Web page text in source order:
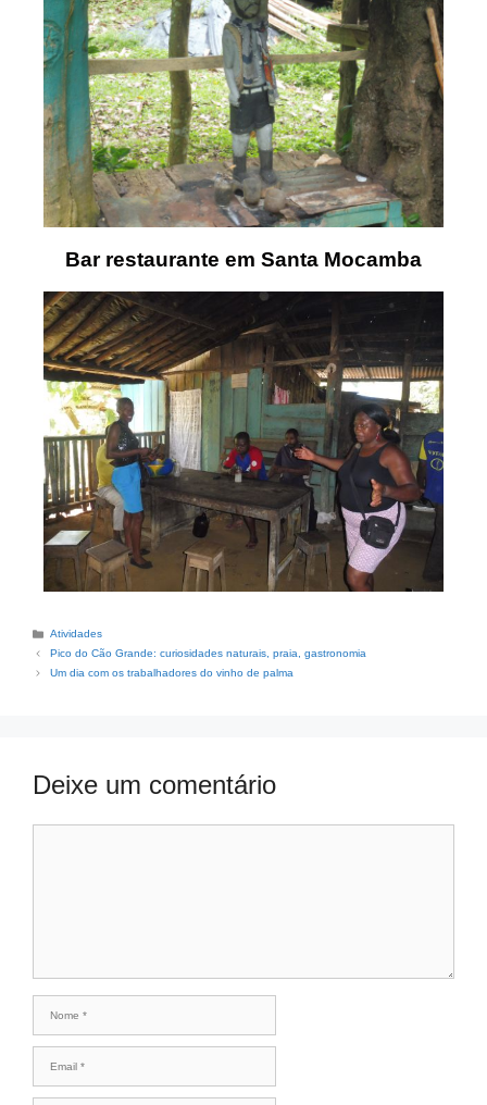
Bar restaurante em Santa Mocamba
Atividades
Pico do Cão Grande: curiosidades naturais, praia, gastronomia
Um dia com os trabalhadores do vinho de palma
Deixe um comentário